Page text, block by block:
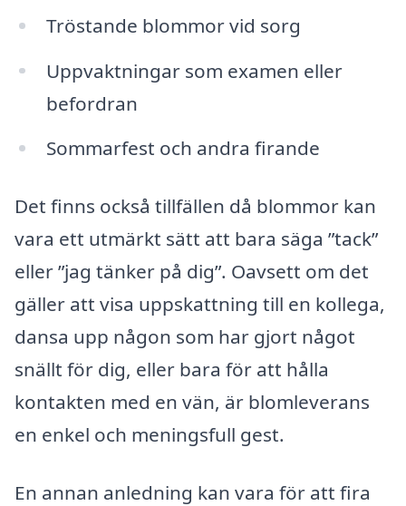
Tröstande blommor vid sorg
Uppvaktningar som examen eller
befordran
Sommarfest och andra firande
Det finns också tillfällen då blommor kan
vara ett utmärkt sätt att bara säga ”tack”
eller ”jag tänker på dig”. Oavsett om det
gäller att visa uppskattning till en kollega,
dansa upp någon som har gjort något
snällt för dig, eller bara för att hålla
kontakten med en vän, är blomleverans
en enkel och meningsfull gest.
En annan anledning kan vara för att fira